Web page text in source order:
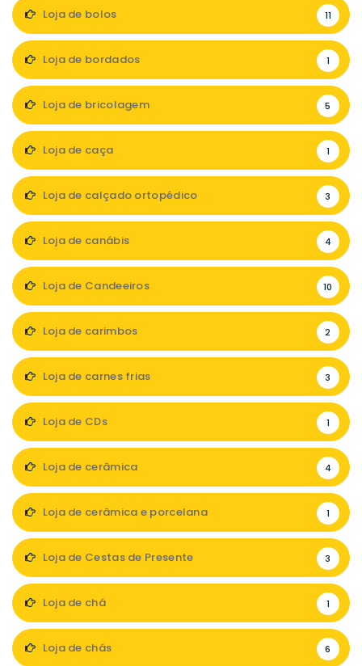
Loja de bolos 11
Loja de bordados 1
Loja de bricolagem 5
Loja de caça 1
Loja de calçado ortopédico 3
Loja de canábis 4
Loja de Candeeiros 10
Loja de carimbos 2
Loja de carnes frias 3
Loja de CDs 1
Loja de cerâmica 4
Loja de cerâmica e porcelana 1
Loja de Cestas de Presente 3
Loja de chá 1
Loja de chás 6